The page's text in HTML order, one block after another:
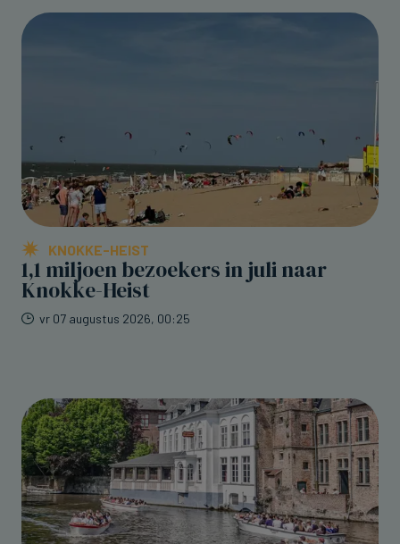
KNOKKE-HEIST
1,1 miljoen bezoekers in juli naar
Knokke-Heist
vr 07 augustus 2026, 00:25